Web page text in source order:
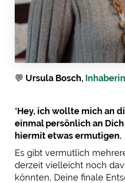
💬 Ursula Bosch,
"Hey, ich wollte mich an
einmal persönlich an
hiermit etwas ermutigen.
Es gibt vermutlich
derzeit vielleicht noch
könnten, Deine finale